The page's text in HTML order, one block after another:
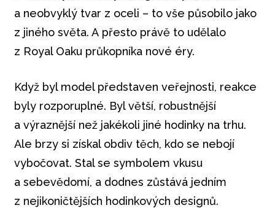
a neobvyklý tvar z oceli – to vše působilo jako
z jiného světa. A přesto právě to udělalo
z Royal Oaku průkopníka nové éry.
Když byl model představen veřejnosti, reakce
byly rozporuplné. Byl větší, robustnější
a výraznější než jakékoli jiné hodinky na trhu.
Ale brzy si získal obdiv těch, kdo se nebojí
vybočovat. Stal se symbolem vkusu
a sebevědomí, a dodnes zůstává jedním
z nejikoničtějších hodinkových designů.